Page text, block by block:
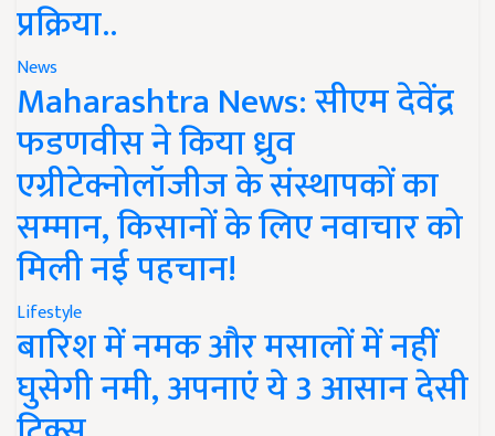
प्रक्रिया..
News
Maharashtra News: सीएम देवेंद्र
फडणवीस ने किया ध्रुव
एग्रीटेक्नोलॉजीज के संस्थापकों का
सम्मान, किसानों के लिए नवाचार को
मिली नई पहचान!
Lifestyle
बारिश में नमक और मसालों में नहीं
घुसेगी नमी, अपनाएं ये 3 आसान देसी